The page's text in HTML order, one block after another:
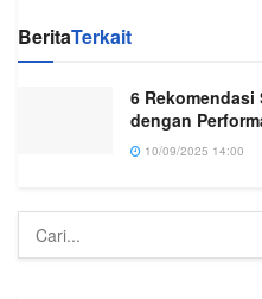
BeritaTerkait
6 Rekomendasi
dengan
10/09/2025 14:00